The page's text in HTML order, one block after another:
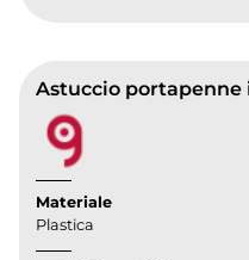
Materiale
Plastica